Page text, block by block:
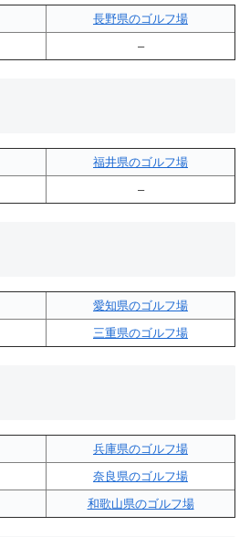
長野県のゴルフ場
–
福井県のゴルフ場
–
愛知県のゴルフ場
三重県のゴルフ場
兵庫県のゴルフ場
奈良県のゴルフ場
和歌山県のゴルフ場